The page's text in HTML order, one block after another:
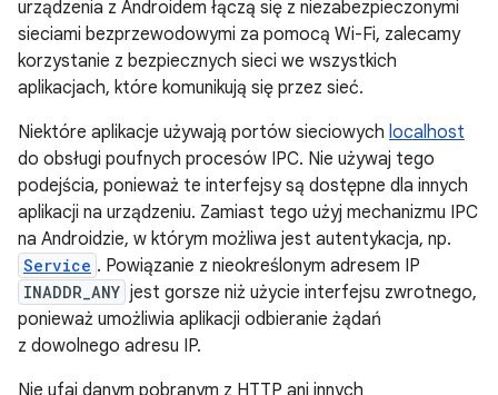
urządzenia z Androidem łączą się z niezabezpieczonymi
sieciami bezprzewodowymi za pomocą Wi-Fi, zalecamy
korzystanie z bezpiecznych sieci we wszystkich
aplikacjach, które komunikują się przez sieć.
Niektóre aplikacje używają portów sieciowych localhost
do obsługi poufnych procesów IPC. Nie używaj tego
podejścia, ponieważ te interfejsy są dostępne dla innych
aplikacji na urządzeniu. Zamiast tego użyj mechanizmu IPC
na Androidzie, w którym możliwa jest autentykacja, np.
Service . Powiązanie z nieokreślonym adresem IP
INADDR_ANY jest gorsze niż użycie interfejsu zwrotnego,
ponieważ umożliwia aplikacji odbieranie żądań
z dowolnego adresu IP.
Nie ufaj danym pobranym z HTTP ani innych